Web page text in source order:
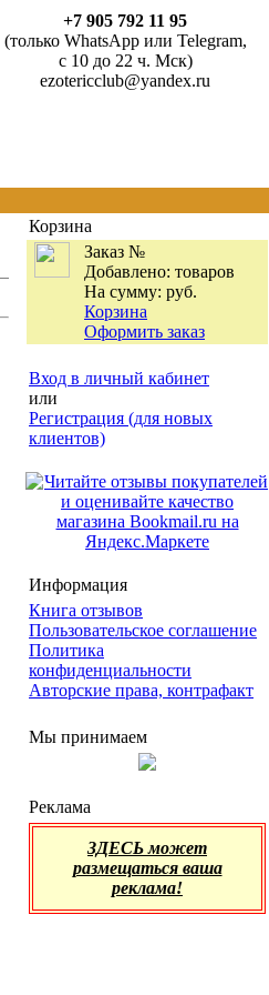
+7 905 792 11 95
(только WhatsApp или Telegram,
с 10 до 22 ч. Мск)
ezotericclub@yandex.ru
Корзина
Заказ №
Добавлено: товаров
На сумму: руб.
Корзина
Оформить заказ
Вход в личный кабинет
или
Регистрация (для новых
клиентов)
Информация
Книга отзывов
Пользовательское соглашение
Политика
конфиденциальности
Авторские права, контрафакт
Мы принимаем
Реклама
ЗДЕСЬ может
размещаться ваша
реклама!